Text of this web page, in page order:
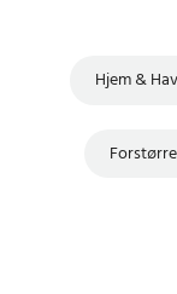
Hjem &